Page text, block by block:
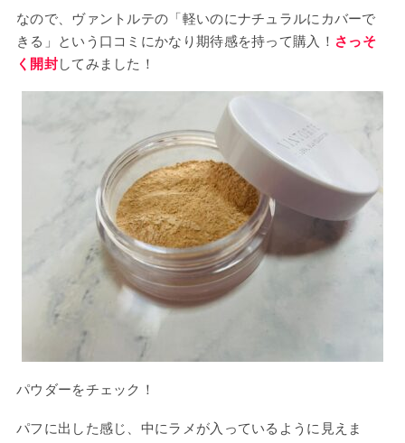
なので、ヴァントルテの「軽いのにナチュラルにカバーで
きる」という口コミにかなり期待感を持って購入！ さっそ
く開封してみました！
パウダーをチェック！
パフに出した感じ、中にラメが入っているように見えま